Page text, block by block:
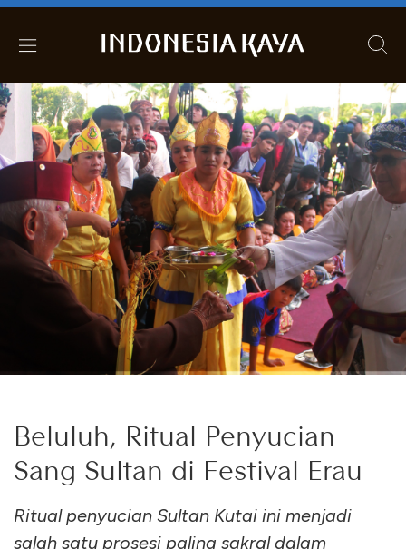
Beluluh, Ritual Penyucian
Sang Sultan di Festival Erau
Ritual penyucian Sultan Kutai ini menjadi
salah satu prosesi paling sakral dalam